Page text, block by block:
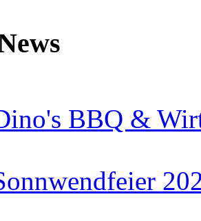
BBQ &